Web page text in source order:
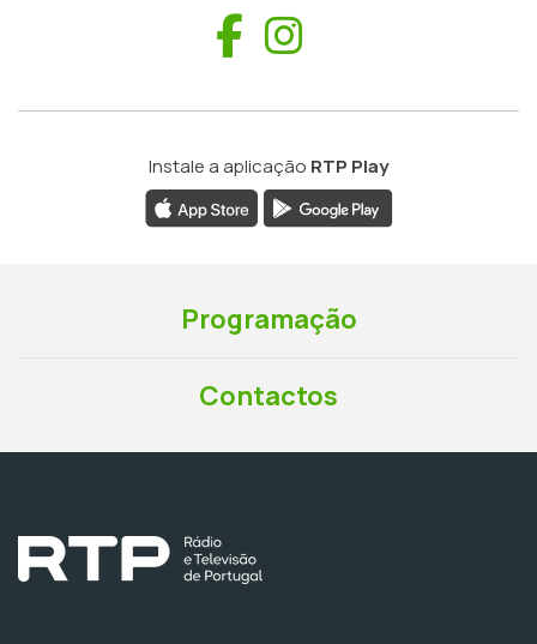
Facebook
Instale a aplicação RTP Play
Programação
Contactos